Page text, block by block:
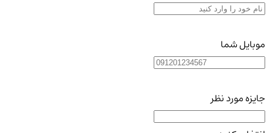
موبایل شما
جایزه مورد نظر